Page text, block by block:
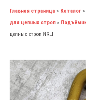
Главная страница » Каталог »
для цепных строп »
цепных строп NRLI